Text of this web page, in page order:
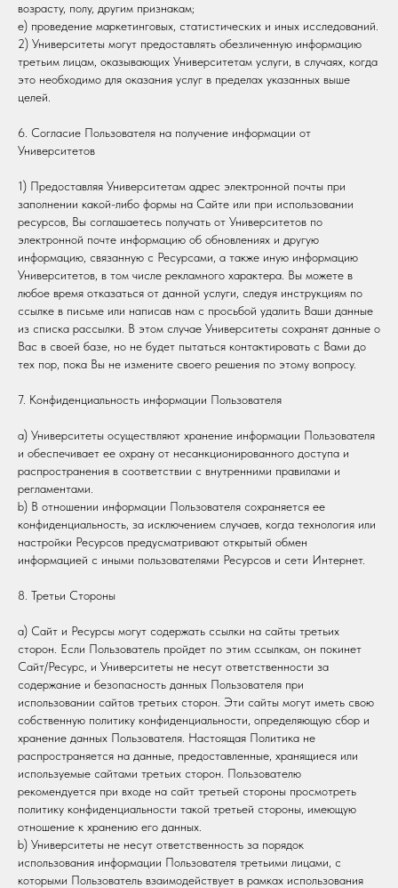
возрасту, полу, другим признакам;
e) проведение маркетинговых, статистических и иных исследований.
2) Университеты могут предоставлять обезличенную информацию
третьим лицам, оказывающих Университетам услуги, в случаях, когда
это необходимо для оказания услуг в пределах указанных выше
целей.
6. Согласие Пользователя на получение информации от
Университетов
1) Предоставляя Университетам адрес электронной почты при
заполнении какой-либо формы на Сайте или при использовании
ресурсов, Вы соглашаетесь получать от Университетов по
электронной почте информацию об обновлениях и другую
информацию, связанную с Ресурсами, а также иную информацию
Университетов, в том числе рекламного характера. Вы можете в
любое время отказаться от данной услуги, следуя инструкциям по
ссылке в письме или написав нам с просьбой удалить Ваши данные
из списка рассылки. В этом случае Университеты сохранят данные о
Вас в своей базе, но не будет пытаться контактировать с Вами до
тех пор, пока Вы не измените своего решения по этому вопросу.
7. Конфиденциальность информации Пользователя
a) Университеты осуществляют хранение информации Пользователя
и обеспечивает ее охрану от несанкционированного доступа и
распространения в соответствии с внутренними правилами и
регламентами.
b) В отношении информации Пользователя сохраняется ее
конфиденциальность, за исключением случаев, когда технология или
настройки Ресурсов предусматривают открытый обмен
информацией с иными пользователями Ресурсов и сети Интернет.
8. Третьи Стороны
a) Сайт и Ресурсы могут содержать ссылки на сайты третьих
сторон. Если Пользователь пройдет по этим ссылкам, он покинет
Сайт/Ресурс, и Университеты не несут ответственности за
содержание и безопасность данных Пользователя при
использовании сайтов третьих сторон. Эти сайты могут иметь свою
собственную политику конфиденциальности, определяющую сбор и
хранение данных Пользователя. Настоящая Политика не
распространяется на данные, предоставленные, хранящиеся или
используемые сайтами третьих сторон. Пользователю
рекомендуется при входе на сайт третьей стороны просмотреть
политику конфиденциальности такой третьей стороны, имеющую
отношение к хранению его данных.
b) Университеты не несут ответственность за порядок
использования информации Пользователя третьими лицами, с
которыми Пользователь взаимодействует в рамках использования